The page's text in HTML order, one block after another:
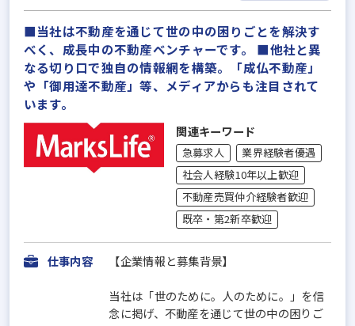
■当社は不動産を通じて世の中の困りごとを解決す
べく、成長中の不動産ベンチャーです。 ■他社と異
なる切り口で独自の情報網を構築。「成仏不動産」
や「御用達不動産」等、メディアからも注目されて
います。
関連キーワード
急募求人
業界経験者優遇
社会人経験10年以上歓迎
不動産売買仲介経験者歓迎
既卒・第2新卒歓迎
仕事内容 【企業情報と募集背景】
当社は「世のために。人のために。」を信
念に掲げ、不動産を通じて世の中の困りご